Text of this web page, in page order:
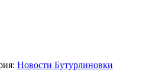
Новости Бутурлиновки